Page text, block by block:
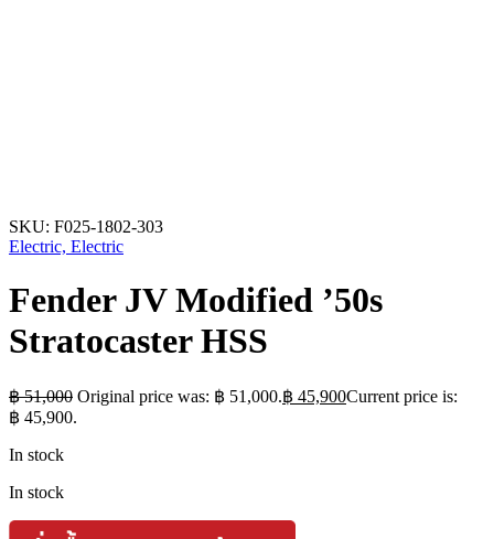
SKU: F025-1802-303
Electric, Electric
Fender JV Modified ’50s
Stratocaster HSS
฿51,000 Original price was: ฿ 51,000.฿ 45,900Current price is:
฿ 45,900.
In stock
In stock